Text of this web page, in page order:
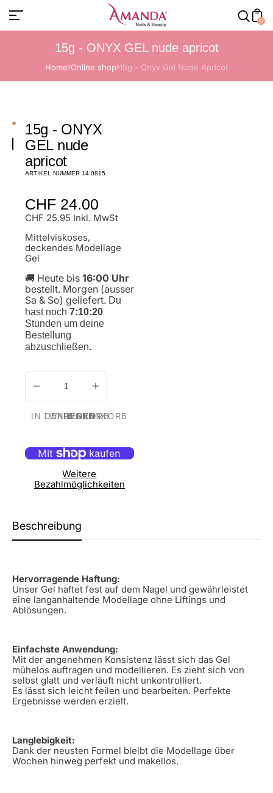
0
15g - ONYX GEL nude apricot
Home Online shop 15g - Onyx Gel Nude Apricot
15g - ONYX
GEL nude
apricot
ARTIKEL NUMMER 14.0815
Normaler
Preis
CHF 24.00
CHF 25.95 Inkl. MwSt
Mittelviskoses,
deckendes Modellage
Gel
🚚 Heute bis 16:00 Uhr
bestellt. Morgen (ausser
Sa & So) geliefert. Du
hast noch 7:10:19
Stunden um deine
Bestellung
abzuschließen.
IN DEN WARENKORB LEGEN
Weitere
Bezahlmöglichkeiten
Beschreibung
Hervorragende Haftung:
Unser Gel haftet fest auf dem Nagel und gewährleistet
eine langanhaltende Modellage ohne Liftings und
Ablösungen.
Einfachste Anwendung:
Mit der angenehmen Konsistenz lässt sich das Gel
mühelos auftragen und modellieren. Es zieht sich von
selbst glatt und verläuft nicht unkontrolliert.
Es lässt sich leicht feilen und bearbeiten. Perfekte
Ergebnisse werden erzielt.
Langlebigkeit:
Dank der neusten Formel bleibt die Modellage über
Wochen hinweg perfekt und makellos.